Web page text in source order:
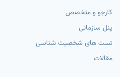
کارجو و متخصص
پنل سازمانی
تست های شخصیت شناسی
مقالات